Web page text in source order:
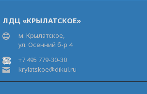
ЛДЦ «КРЫЛАТСКОЕ»
м. Крылатское,
ул. Осенний б-р 4
+7 495 779-30-30
krylatskoe@dikul.ru